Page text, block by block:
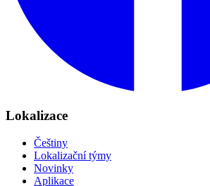
Lokalizace
Češtiny
Lokalizační týmy
Novinky
Aplikace